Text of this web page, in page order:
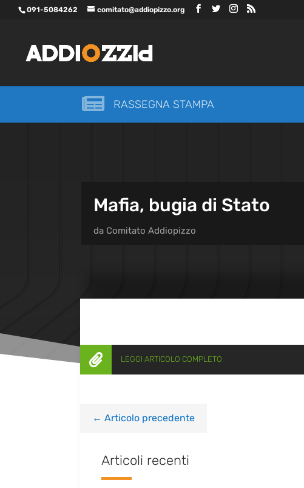
091-5084262 comitato@addiopizzo.org
 RASSEGNA STAMPA
Mafia, bugia di Stato
da Comitato Addiopizzo
 LEGGI ARTICOLO COMPLETO
← Articolo precedente
Articoli recenti